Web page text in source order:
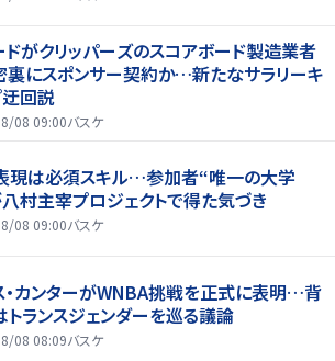
ドがクリッパーズのスコアボード製造業者
裏にスポンサー契約か‬…新たなサラリーキ
迂回説
08 09:00バスケ
現は必須スキル…参加者“唯一の大学
村主宰プロジェクトで得た気づき
08 09:00バスケ
・カンターがWNBA挑戦を正式に表明…背
トランスジェンダーを巡る議論
08 08:09バスケ